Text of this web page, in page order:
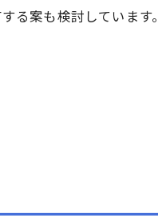
る案も検討しています。